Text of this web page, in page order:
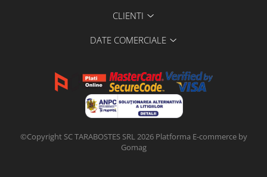
CLIENTI
DATE COMERCIALE
©Copyright SC TARABOSTES SRL 2026 Platforma E-commerce by
Gomag